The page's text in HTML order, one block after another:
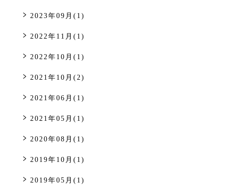
2023年09月(1)
2022年11月(1)
2022年10月(1)
2021年10月(2)
2021年06月(1)
2021年05月(1)
2020年08月(1)
2019年10月(1)
2019年05月(1)